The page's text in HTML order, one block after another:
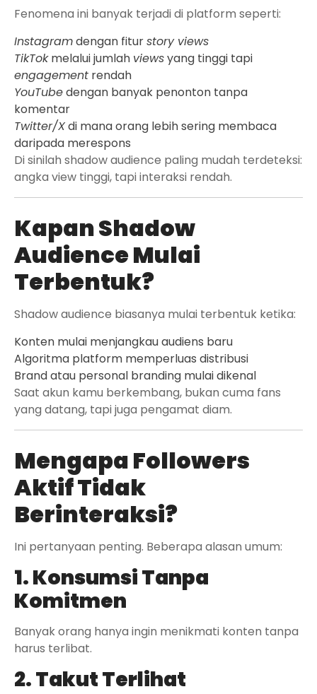
Fenomena ini banyak terjadi di platform seperti:
Instagramdengan fiturstory views
TikTokmelalui jumlah viewsyang tinggi tapi
engagement rendah
YouTubedengan banyak penonton tanpa
komentar
Twitter/Xdi mana orang lebih sering membaca
daripada merespons
Di sinilah shadow audience paling mudah terdeteksi:
angka view tinggi, tapi interaksi rendah.
Kapan Shadow
Audience Mulai
Terbentuk?
Shadow audience biasanya mulai terbentuk ketika:
Konten mulai menjangkau audiens baru
Algoritma platform memperluas distribusi
Brand atau personal branding mulai dikenal
Saat akun kamu berkembang, bukan cuma fans
yang datang, tapi juga pengamat diam.
Mengapa Followers
Aktif Tidak
Berinteraksi?
Ini pertanyaan penting. Beberapa alasan umum:
1. Konsumsi Tanpa
Komitmen
Banyak orang hanya ingin menikmati konten tanpa
harus terlibat.
2. Takut Terlihat